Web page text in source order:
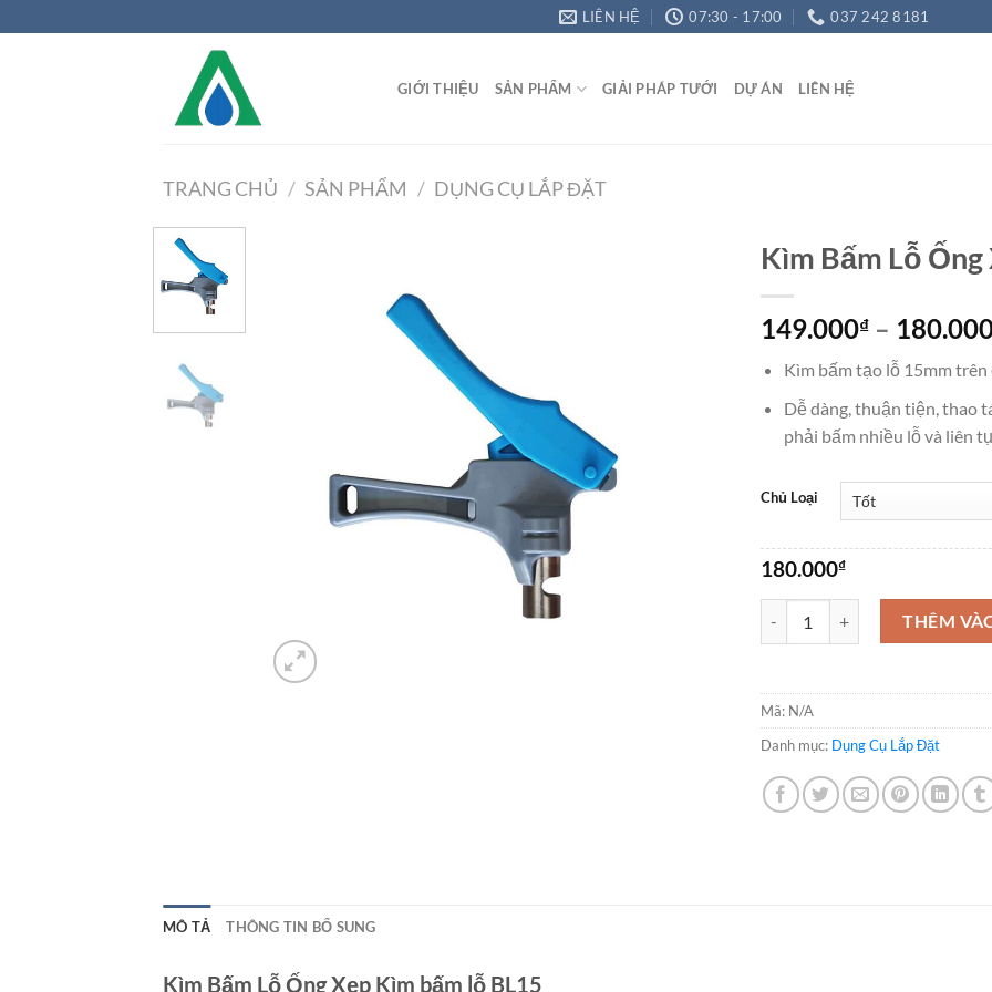
đến
LIÊN HỆ 07:30 - 17:00 037 242 8181
GIỚI THIỆU SẢN PHẨM GIẢI PHÁP TƯỚI DỰ ÁN LIÊN HỆ
TRANG CHỦ / SẢN PHẨM / DỤNG CỤ LẮP ĐẶT
Kìm Bấm Lỗ Ống
149.000₫ –
Kìm bấm tạo lỗ 15mm
Dễ dàng, thuận tiện, thao
phải bấm nhiều lỗ và liên
Chủ Loại
180.000₫
Kìm Bấm Lỗ Ống Xẹp số lượng
THÊM
Mã: N/A
Danh mục: Dụng Cụ Lắp Đặt
MÔ TẢ THÔNG TIN BỔ SUNG
Kìm Bấm Lỗ Ống Xẹp Kìm bấm lỗ BL15